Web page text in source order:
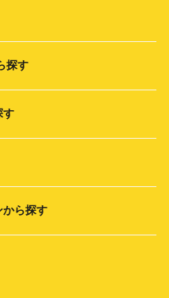
探す
す
から探す